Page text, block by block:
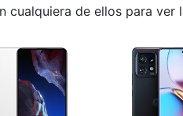
de ellos para ver